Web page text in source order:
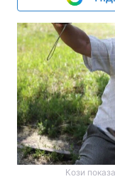
Кози